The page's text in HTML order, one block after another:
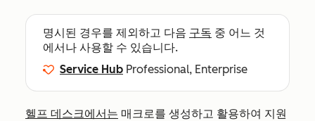
명시된 경우를 제외하고 다음 구독 중 어느 것
에서나 사용할 수 있습니다.
Service Hub Professional, Enterprise
헬프 데스크에서는 매크로를 생성하고 활용하여 지원